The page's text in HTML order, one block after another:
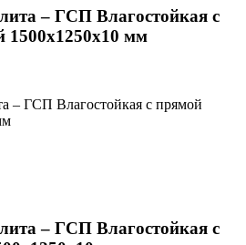
– ГСП Влагостойкая с
1500х1250х10 мм
– ГСП Влагостойкая с